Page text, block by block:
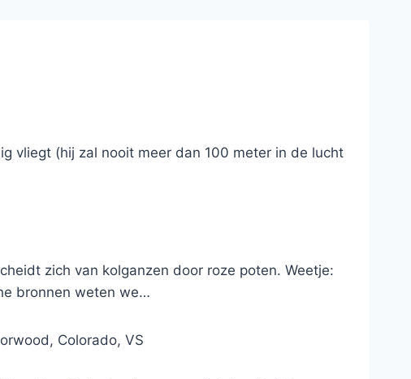
vliegt (hij zal nooit meer dan 100 meter in de lucht
zich van kolganzen door roze poten. Weetje:
bronnen weten we…
Colorado, VS